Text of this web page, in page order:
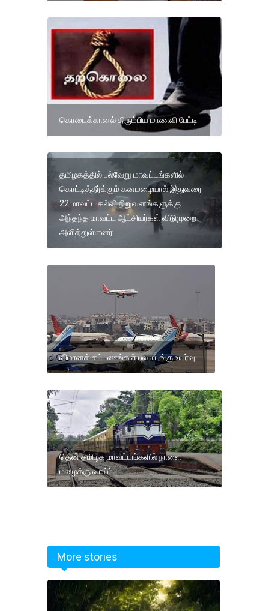
கொடைக்கானல் திரும்பிய மாணவி பேட்டி
தமிழகத்தில் பல்வேறு மாவட்டங்களில்
கொட்டித்தீர்க்கும் கனமழையால் இதுவரை
22 மாவட்ட கல்வி நிறுவனங்களுக்கு
அந்தந்த மாவட்ட ஆட்சியர்கள் விடுமுறை
அளித்துள்ளனர்
விமானக் கட்டணங்கள் பல மடங்கு உயர்வு
தென் தமிழக மாவட்டங்களில் நாளை
மழைக்கு வாய்ப்பு.
More stories